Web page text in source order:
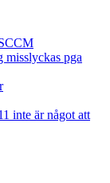
pga
inte är något att